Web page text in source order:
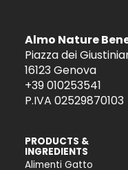
Almo Nature
Piazza dei
16123 Genova
+39 010253541
P.IVA 02529870103
PRODUCTS &
INGREDIENTS
Alimenti Gatto